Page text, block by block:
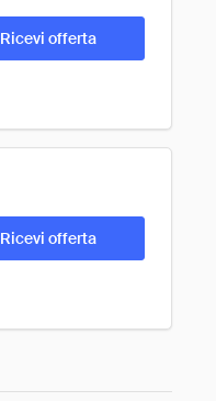
Ricevi offerta
Ricevi offerta